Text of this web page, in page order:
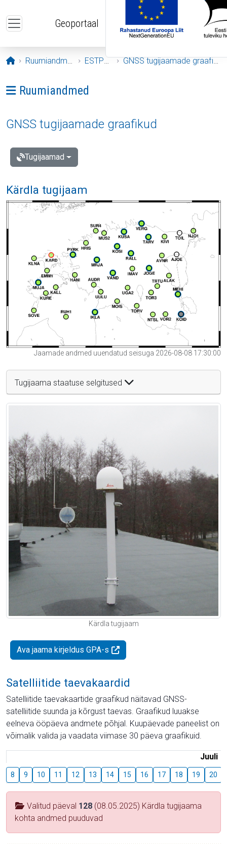
Geoportaal
Avaleht
Ruumiandmed ESTPOS GNSS tugijaamade graafikud
Ava menüü: Ruumiandmed
Ruumiandmed
GNSS tugijaamade graafikud
Tugijaamad
Kärdla tugijaam
Jaamade andmed uuendatud seisuga 2026-08-08 17:30:00
Tugijaama staatuse selgitused
Kärdla tugijaam
Ava jaama kirjeldus GPA-s
Satelliitide taevakaardid
Satelliitide taevakaartide graafikud näitavad GNSS-
satelliitide suunda ja kõrgust taevas. Graafikud luuakse
eelneva ööpäeva andmete põhjal. Kuupäevade paneelist on
võimalik valida ja vaadata viimase 30 päeva graafikuid.
Juuli
8 9 10 11 12 13 14 15 16 17 18 19 20
Valitud päeval 128 (08.05.2025) Kärdla tugijaama
kohta andmed puuduvad